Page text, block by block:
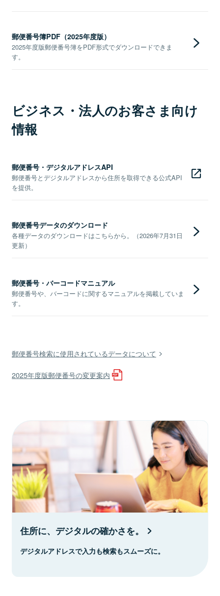
郵便番号簿PDF（2025年度版）
2025年度版郵便番号簿をPDF形式でダウンロードできま
す。
ビジネス・法人のお客さま向け
情報
郵便番号・デジタルアドレスAPI
郵便番号とデジタルアドレスから住所を取得できる公式API
を提供。
郵便番号データのダウンロード
各種データのダウンロードはこちらから。（2026年7月31日
更新）
郵便番号・バーコードマニュアル
郵便番号や、バーコードに関するマニュアルを掲載していま
す。
郵便番号検索に使用されているデータについて
2025年度版郵便番号の変更案内
住所に、デジタルの確かさを。
デジタルアドレスで入力も検索もスムーズに。